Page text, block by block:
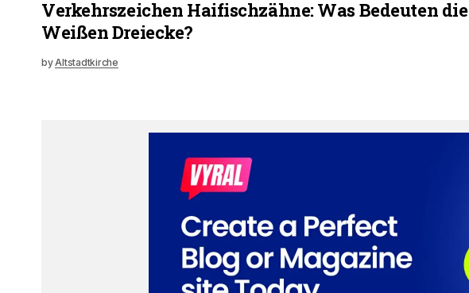
Verkehrszeichen Haifischzähne: Was Bedeuten die
Weißen Dreiecke?
byAltstadtkirche